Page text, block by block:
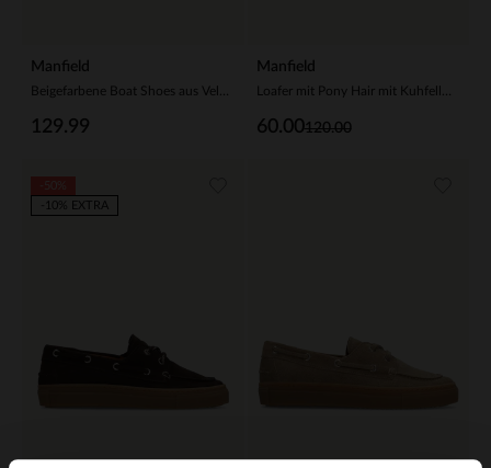
Manfield
129.99
Manfield
120.00
60.00
-10% EXTRA